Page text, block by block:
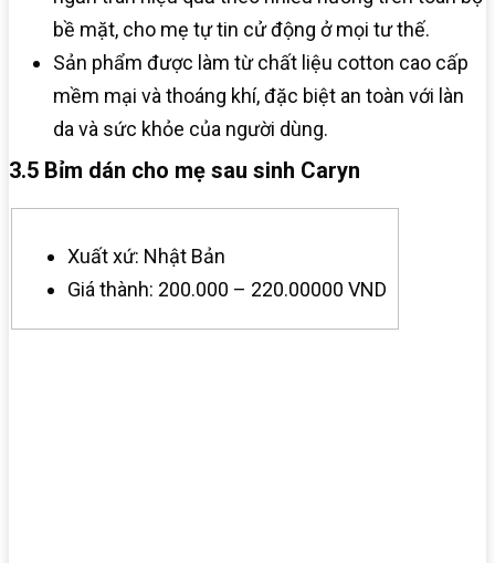
bề mặt, cho mẹ tự tin cử động ở mọi tư thế.
Sản phẩm được làm từ chất liệu cotton cao cấp
mềm mại và thoáng khí, đặc biệt an toàn với làn
da và sức khỏe của người dùng.
3.5 Bỉm dán cho mẹ sau sinh Caryn
Xuất xứ: Nhật Bản
Giá thành: 200.000 – 220.00000 VND